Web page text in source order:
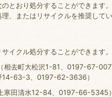
とおり処分することができます。
、またはリサイクルを推奨して
イクル処分することができます。
相去町大松沢1-81、0197-67-
14-63-3、0197-62-3636）
寒田清水12-84、0197-66-5345）